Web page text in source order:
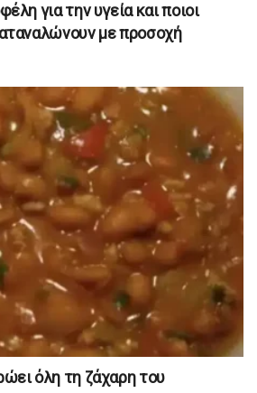
για την υγεία και ποιοι
με προσοχή
όλη τη ζάχαρη του